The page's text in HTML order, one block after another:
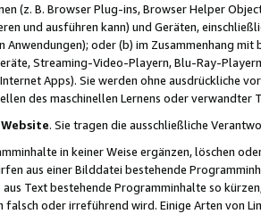
(z. B. Browser Plug-ins, Browser Helper
und ausführen kann) und Geräten,
Anwendungen); oder (b) im Zusammenhang
Streaming-Video-Playern, Blu-Ray-
Apps). Sie werden ohne ausdrückliche
des maschinellen Lernens oder
. Sie tragen die ausschließliche
in keiner Weise ergänzen, löschen
aus einer Bilddatei bestehende
Text bestehende Programminhalte so
falsch oder irreführend wird. Einige Arten von